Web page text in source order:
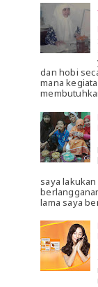
dan hobi
mana
saya
lama saya